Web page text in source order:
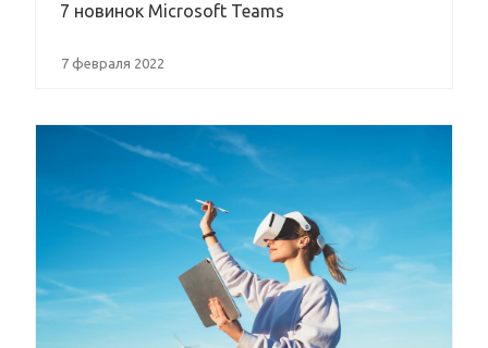
7 новинок Microsoft Teams
7 февраля 2022